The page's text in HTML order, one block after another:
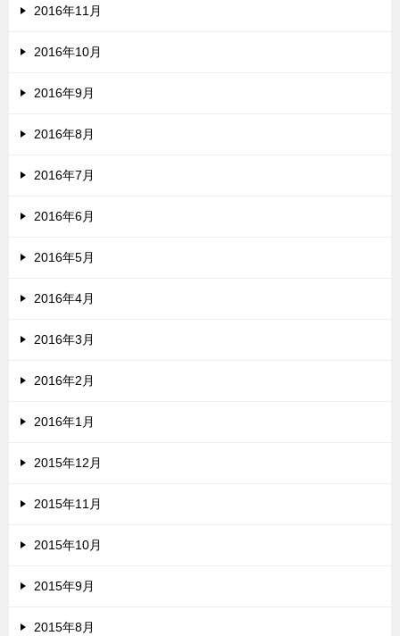
2016年11月
2016年10月
2016年9月
2016年8月
2016年7月
2016年6月
2016年5月
2016年4月
2016年3月
2016年2月
2016年1月
2015年12月
2015年11月
2015年10月
2015年9月
2015年8月